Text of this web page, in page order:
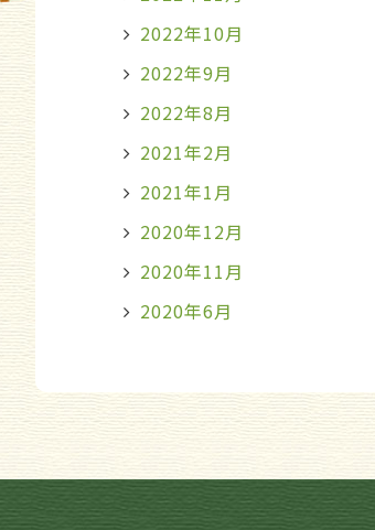
2022年10月
2022年9月
2022年8月
2021年2月
2021年1月
2020年12月
2020年11月
2020年6月